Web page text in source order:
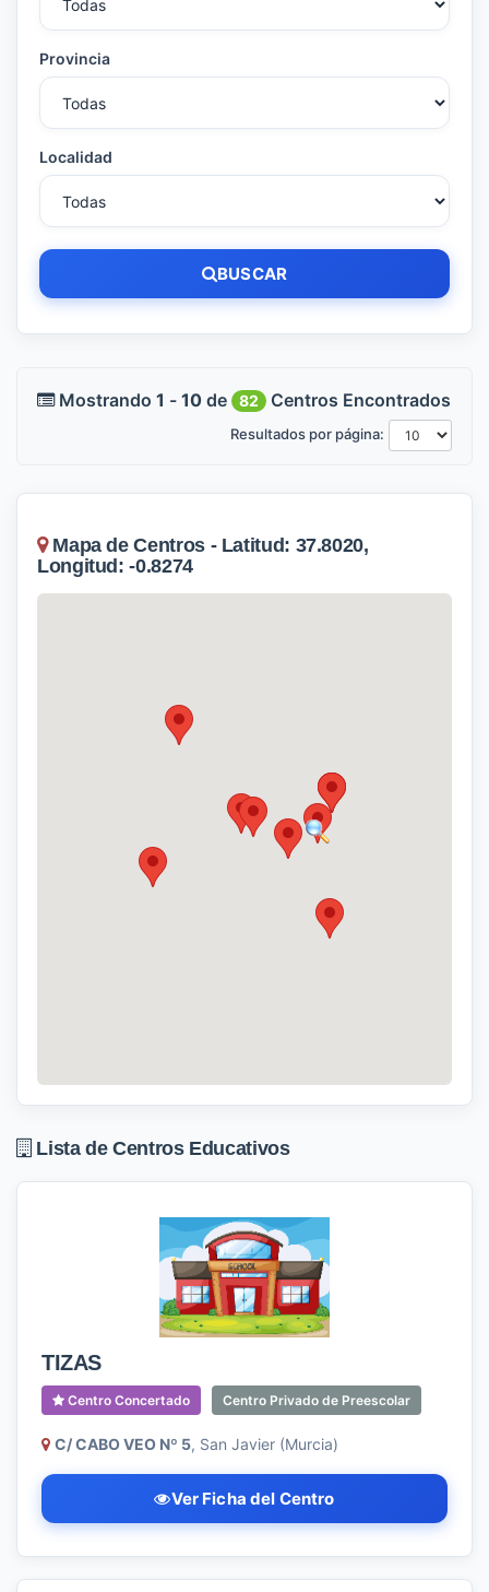
Provincia
Localidad
BUSCAR
Mostrando 1 - 10 de 82 Centros Encontrados
Resultados por página:
Mapa de Centros - Latitud: 37.8020,
Longitud: -0.8274
Lista de Centros Educativos
TIZAS
Centro Concertado Centro Privado de Preescolar
C/ CABO VEO Nº 5, San Javier (Murcia)
Ver Ficha del Centro